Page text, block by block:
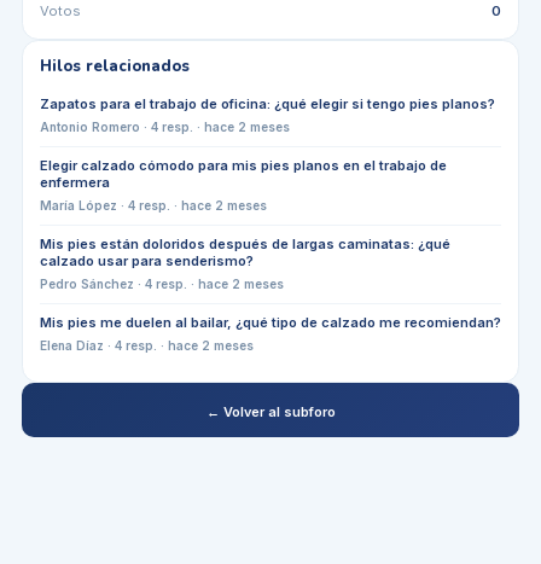
Votos
0
Hilos relacionados
Zapatos para el trabajo de oficina: ¿qué elegir si tengo pies planos?
Antonio Romero · 4resp. · hace 2 meses
Elegir calzado cómodo para mis pies planos en el trabajo de
enfermera
María López · 4resp. · hace 2 meses
Mis pies están doloridos después de largas caminatas: ¿qué
calzado usar para senderismo?
Pedro Sánchez · 4resp. · hace 2 meses
Mis pies me duelen al bailar, ¿qué tipo de calzado me recomiendan?
Elena Díaz · 4resp. · hace 2 meses
← Volver al subforo